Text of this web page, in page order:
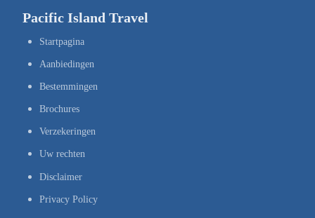
Pacific Island Travel
Startpagina
Aanbiedingen
Bestemmingen
Brochures
Verzekeringen
Uw rechten
Disclaimer
Privacy Policy